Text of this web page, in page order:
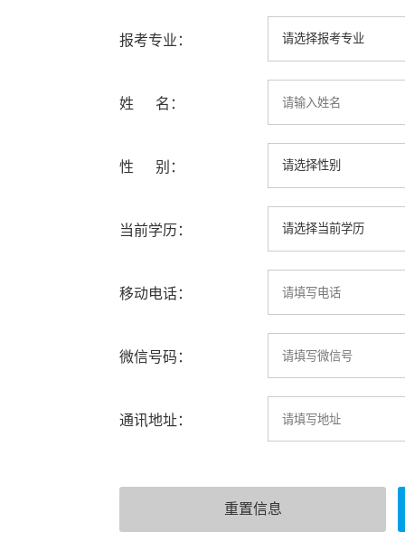
报考专业：
姓 名：
性 别：
当前学历：
移动电话：
微信号码：
通讯地址：